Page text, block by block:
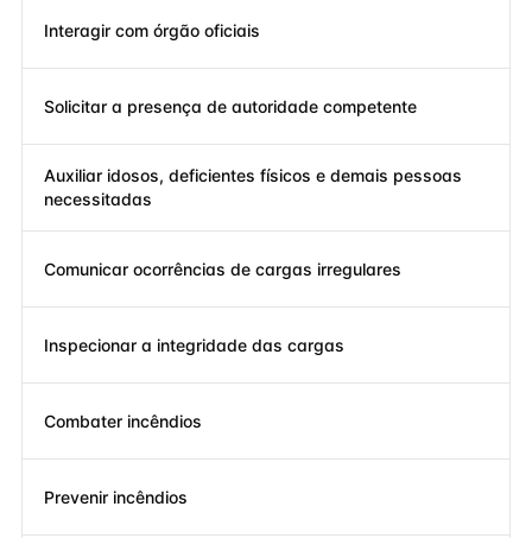
Interagir com órgão oficiais
Solicitar a presença de autoridade competente
Auxiliar idosos, deficientes físicos e demais pessoas
necessitadas
Comunicar ocorrências de cargas irregulares
Inspecionar a integridade das cargas
Combater incêndios
Prevenir incêndios